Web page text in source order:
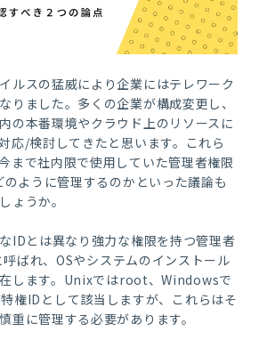
ルスの猛威により企業にはテレワーク
りました。多くの企業が構成変更し、
の本番環境やクラウド上のリソースに
応/検討してきたと思います。これら
まで社内限で使用していた管理者権限
ように管理するのかといった議論も
ょうか。
IDとは異なり強力な権限を持つ管理者
呼ばれ、OSやシステムのインストール
します。Unixではroot、Windowsで
IDとして該当しますが、これらはそ
重に管理する必要があります。